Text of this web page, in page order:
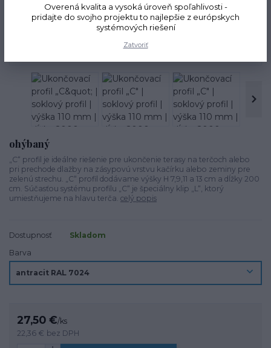
ohýbaný
„C“ profil je ideálne riešenie pre ukončenie terasy na terčoch alebo
pri prechode dlažby na zásypovú vrstvu kačírku alebo zeminy pre
zelenú strechu. „C“ profil dodávame výšky H 7,9,11 a 13 cm a dĺžky 200
cm. Súčasťou systému profilu „C“ je špeciálny klip „L“, ktorý
umiestňujeme na hlavu terča. celý popis
Dostupnosť
Skladom
Barva
27,50 €/ks
22,36 € bez DPH
Overená kvalita a vysoká úroveň spoľahlivosti -
pridajte do svojho projektu to najlepšie z európskych
systémových riešení
Zatvoriť